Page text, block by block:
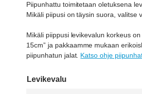
Piipunhattu toimitetaan oletuksena
Mikäli piipusi on täysin suora, valitse
Mikäli piippusi levikevalun korkeus
15cm” ja pakkaamme mukaan
piipunhatun jalat. Katso ohje
Levikevalu